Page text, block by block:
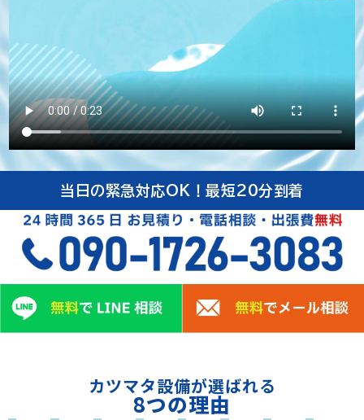
当日の緊急対応OK！最短20分到着
カツマタ設備が選ばれる
8つの理由